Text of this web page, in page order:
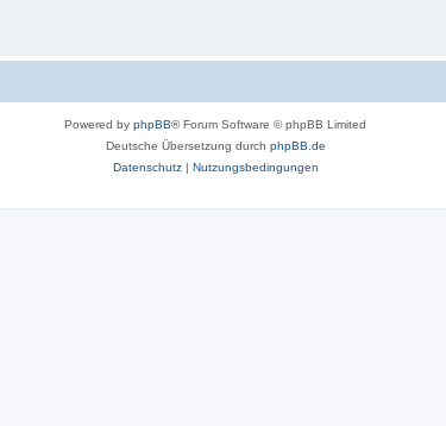
Powered by phpBB® Forum Software © phpBB Limited
Deutsche Übersetzung durch phpBB.de
Datenschutz| Nutzungsbedingungen